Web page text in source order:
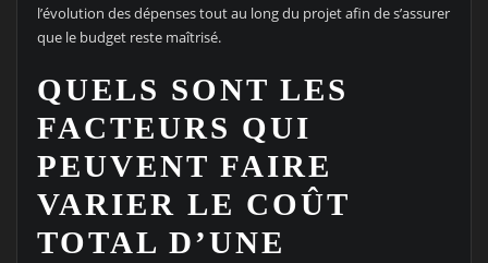
l’évolution des dépenses tout au long du projet afin de s’assurer
que le budget reste maîtrisé.
QUELS SONT LES
FACTEURS QUI
PEUVENT FAIRE
VARIER LE COÛT
TOTAL D’UNE